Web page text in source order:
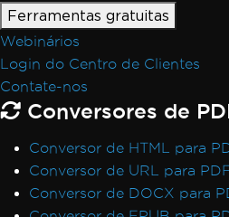
Ferramentas gratuitas
Webinários
Login do Centro de Clientes
Contate-nos
Conversores de
Conversor de HTML para
Conversor de URL para
Conversor de DOCX para